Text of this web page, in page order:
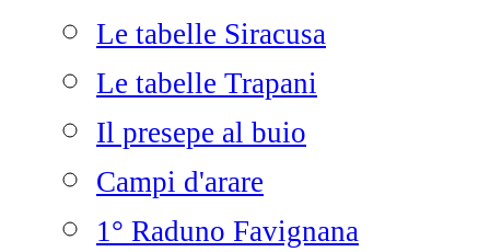
Le tabelle Siracusa
Le tabelle Trapani
Il presepe al buio
Campi d'arare
1° Raduno Favignana